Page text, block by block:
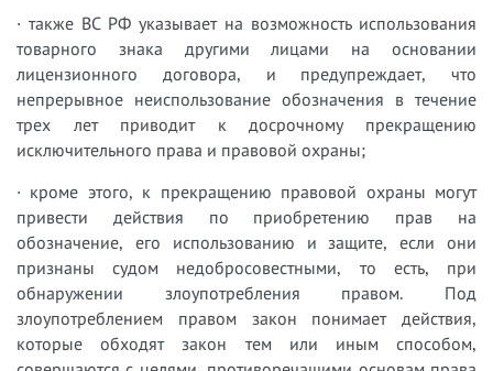
· также ВС РФ указывает на возможность использования
товарного знака другими лицами на основании
лицензионного договора, и предупреждает, что
непрерывное неиспользование обозначения в течение
трех лет приводит к досрочному прекращению
исключительного права и правовой охраны;
· кроме этого, к прекращению правовой охраны могут
привести действия по приобретению прав на
обозначение, его использованию и защите, если они
признаны судом недобросовестными, то есть, при
обнаружении злоупотребления правом. Под
злоупотреблением правом закон понимает действия,
которые обходят закон тем или иным способом,